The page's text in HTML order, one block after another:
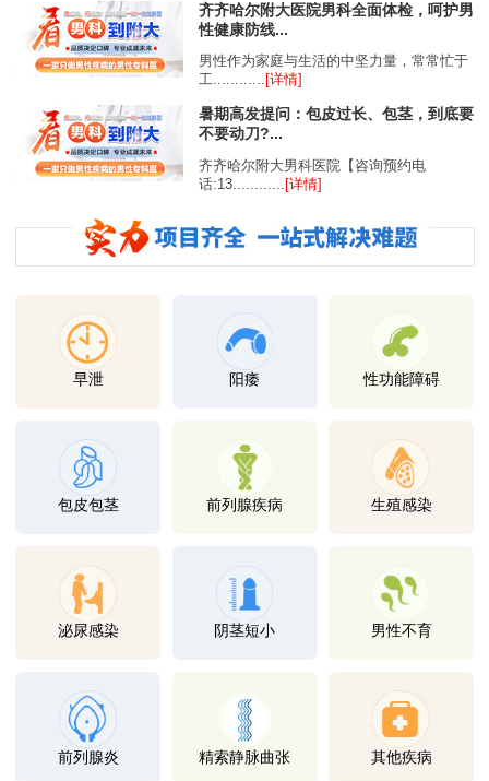
齐齐哈尔附大医院男科全面体检，呵护男
性健康防线...
男性作为家庭与生活的中坚力量，常常忙于
工............ [详情]
暑期高发提问：包皮过长、包茎，到底要
不要动刀?...
齐齐哈尔附大男科医院【咨询预约电
话:13............
[详情]
早泄 阳痿 性功能障碍
包皮包茎 前列腺疾病 生殖感染
泌尿感染 阴茎短小 男性不育
前列腺炎 精索静脉曲张 其他疾病